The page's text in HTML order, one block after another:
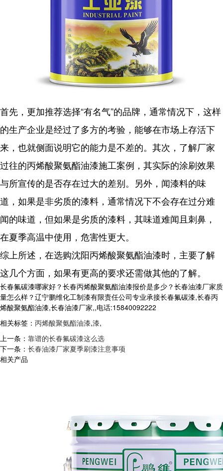
首先，更加推荐选择“有名气”的品牌，通常情况下，这样
的生产企业是经过了多方的考验，能够在市场上存活下
来，也就侧面说明它的能力是不差的。其次，了解厂家
过往的丙烯酸聚氨酯油漆施工案例，其实际的涂刷效果
与所宣传的是否存在过大的差别。另外，闻漆料的味
道，如果是非劣质的漆料，通常情况下不会存在过分难
闻的味道，但如果是劣质的漆料，其味道难闻且刺鼻，
在夏季高温中使用，危害性更大。
综上所述，在选购沈阳丙烯酸聚氨酯油漆时，主要了解
这几个方面，如果有更高的要求还需做其他的了解。
长春氟碳漆哪家好？长春丙烯酸聚氨酯油漆报价是多少？长春油漆厂家质
量怎么样？辽宁鹏维化工制漆有限责任公司专业承接长春氟碳漆,长春丙
烯酸聚氨酯油漆,长春油漆厂家,,电话:15840092222
相关标签： 丙烯酸聚氨酯油漆,漆,
上一条： 靠谱的长春氟碳漆这么选
下一条： 长春油漆厂家夏季刷漆注意事项
相关产品